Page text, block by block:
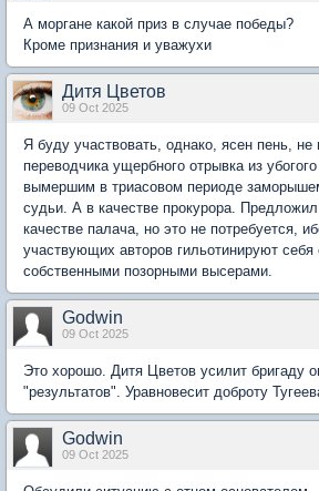
А моргане какой приз в случае победы?
Кроме признания и уважухи
Дитя Цветов
09 Oct 2025
Я буду участвовать, однако, ясен пень, не
переводчика ущербного отрывка из
вымершим в триасовом периоде
судьи. А в качестве прокурора.
качестве палача, но это не потребуется,
участвующих авторов гильотинируют
собственными позорными высерами.
Godwin
09 Oct 2025
Это хорошо. Дитя Цветов усилит бригаду
"результатов". Уравновесит доброту
Godwin
09 Oct 2025